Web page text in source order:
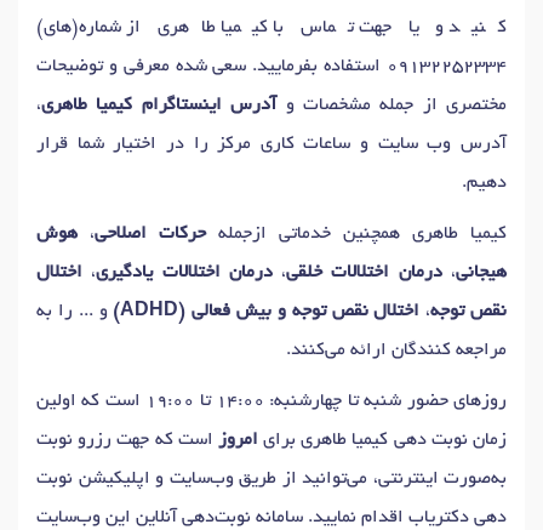
کنید و یا جهت تماس با کیمیا طاهری از شماره(های)
09132252334 استفاده بفرمایید. سعی شده معرفی و توضیحات
مختصری از جمله مشخصات و آدرس اینستاگرام کیمیا طاهری،
آدرس وب سایت و ساعات کاری مرکز را در اختیار شما قرار
دهیم.
کیمیا طاهری همچنین خدماتی ازجملهحرکات اصلاحی،هوش
هیجانی،درمان اختلالات خلقی،درمان اختلالات یادگیری، اختلال
نقص توجه، اختلال نقص توجه و بیش فعالی (ADHD)
و ... را به
مراجعه کنندگان ارائه می‌کنند.
روزهای حضور شنبه تا چهارشنبه: 14:00 تا 19:00 است که اولین
زمان نوبت دهی کیمیا طاهری برای امروز است که جهت رزرو نوبت
به‌صورت اینترنتی، می‌توانید از طریق وب‌سایت و اپلیکیشن نوبت
دهی دکتریاب اقدام نمایید. سامانه نوبت‌دهی آنلاین این وب‌سایت